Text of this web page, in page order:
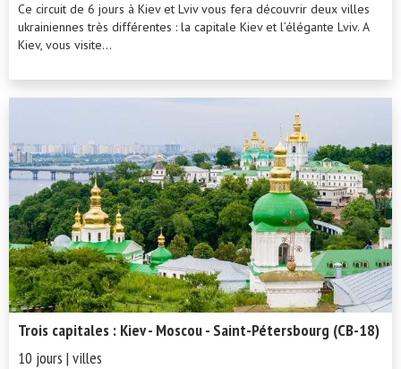
Ce circuit de 6 jours à Kiev et Lviv vous fera découvrir deux villes
ukrainiennes très différentes : la capitale Kiev et l’élégante Lviv. A
Kiev, vous visite...
Trois capitales : Kiev - Moscou - Saint-Pétersbourg (CB-18)
10 jours | villes